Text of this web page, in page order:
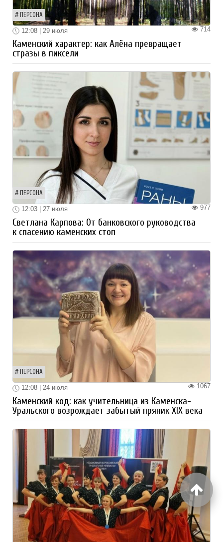
ПЕРСОНА
714
12:08 | 29 июля
Каменский характер: как Алёна превращает
стразы в пиксели
ПЕРСОНА
977
12:03 | 27 июля
Светлана Карпова: От банковского руководства
к спасению каменских стоп
ПЕРСОНА
1067
12:08 | 24 июля
Каменский код: как учительница из Каменска-
Уральского возрождает забытый пряник XIX века